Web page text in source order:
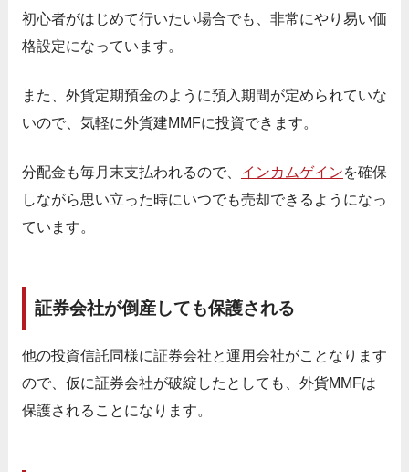
初心者がはじめて行いたい場合でも、非常にやり易い価
格設定になっています。
また、外貨定期預金のように預入期間が定められていな
いので、気軽に外貨建MMFに投資できます。
分配金も毎月末支払われるので、 インカムゲインを確保
しながら思い立った時にいつでも売却できるようになっ
ています。
証券会社が倒産しても保護される
他の投資信託同様に証券会社と運用会社がことなります
ので、仮に証券会社が破綻したとしても、外貨MMFは
保護されることになります。